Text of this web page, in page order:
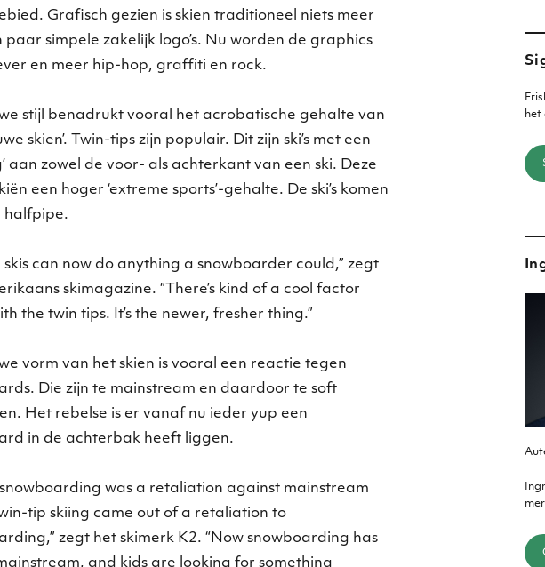
Grafisch gezien is skien traditioneel niets meer
paar simpele zakelijk logo’s. Nu worden de graphics
en meer hip-hop, graffiti en rock.
stijl benadrukt vooral het acrobatische gehalte van
skien’. Twin-tips zijn populair. Dit zijn ski’s met een
aan zowel de voor- als achterkant van een ski. Deze
een hoger ‘extreme sports’-gehalte. De ski’s komen
halfpipe.
skis can now do anything a snowboarder could,” zegt
skimagazine. “There’s kind of a cool factor
the twin tips. It’s the newer, fresher thing.”
vorm van het skien is vooral een reactie tegen
Die zijn te mainstream en daardoor te soft
Het rebelse is er vanaf nu ieder yup een
in de achterbak heeft liggen.
snowboarding was a retaliation against mainstream
tip skiing came out of a retaliation to
zegt het skimerk K2. “Now snowboarding has
and kids are looking for something
het